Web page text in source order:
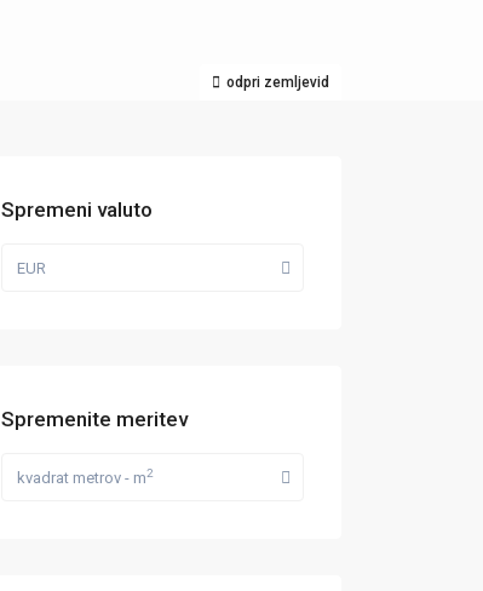
odpri zemljevid
Spremeni valuto
EUR
Spremenite meritev
kvadrat metrov - m2